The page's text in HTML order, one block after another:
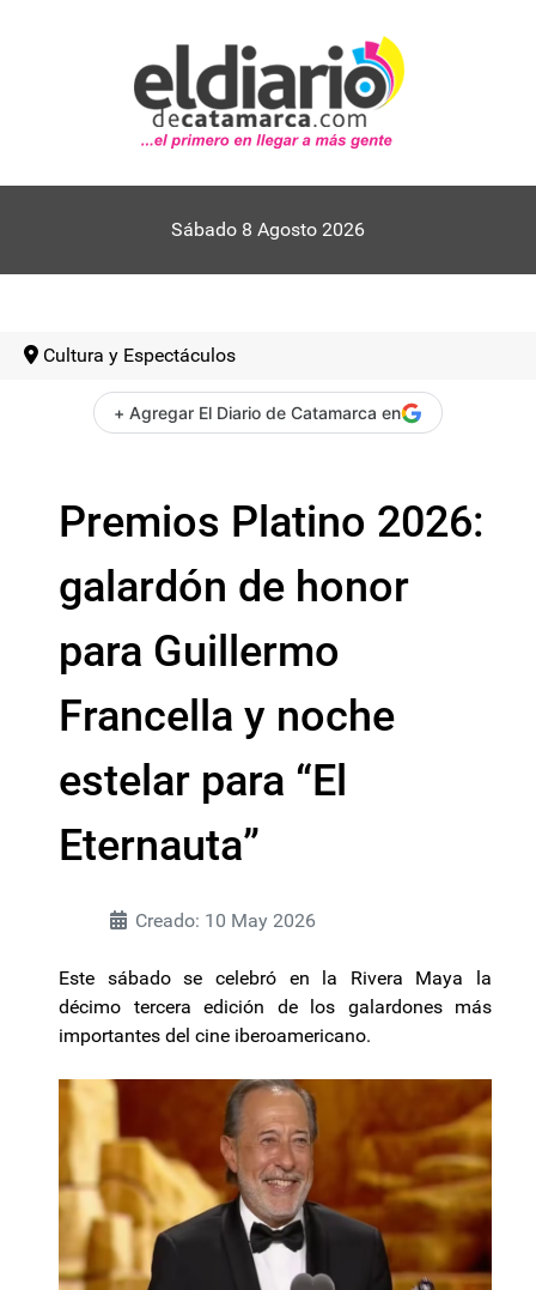
Sábado 8 Agosto 2026
Cultura y Espectáculos
+ Agregar El Diario de Catamarca en
Premios Platino 2026:
galardón de honor
para Guillermo
Francella y noche
estelar para “El
Eternauta”
Creado: 10 May 2026
Este sábado se celebró en la Rivera Maya la
décimo tercera edición de los galardones más
importantes del cine iberoamericano.